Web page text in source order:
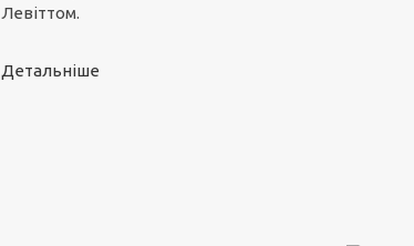
Левіттом.
Детальніше